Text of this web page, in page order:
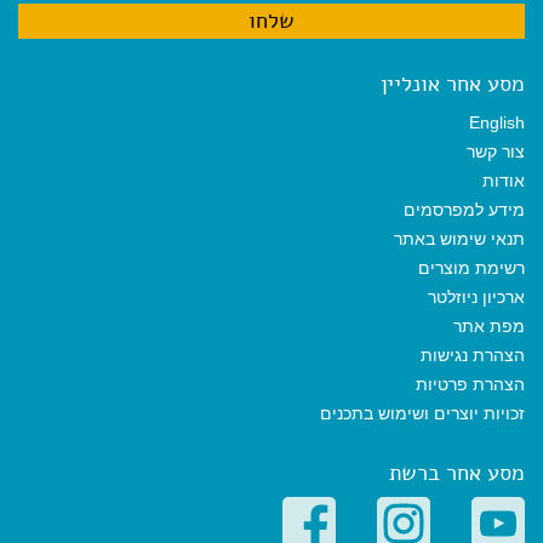
מסע אחר אונליין
English
צור קשר
אודות
מידע למפרסמים
תנאי שימוש באתר
רשימת מוצרים
ארכיון ניוזלטר
מפת אתר
הצהרת נגישות
הצהרת פרטיות
זכויות יוצרים ושימוש בתכנים
מסע אחר ברשת